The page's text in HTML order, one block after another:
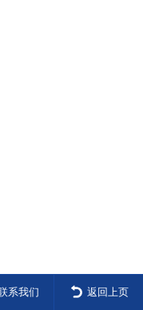
系我们 返回上页